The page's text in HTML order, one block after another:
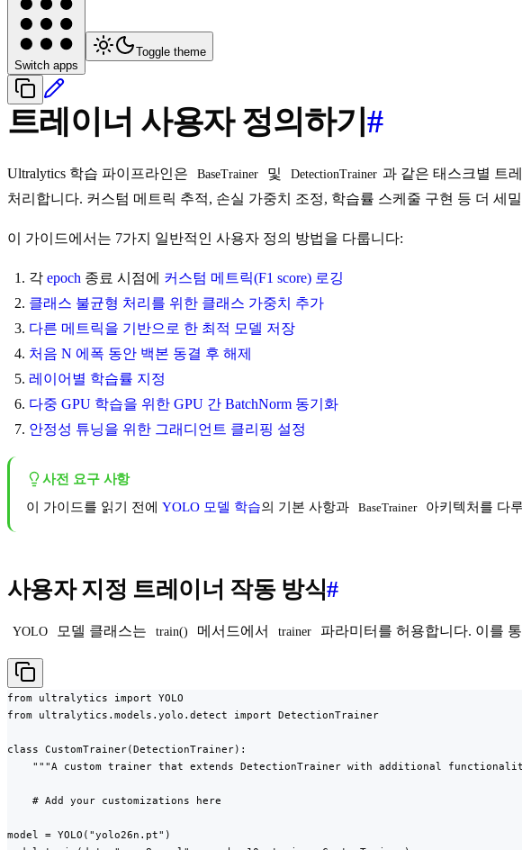
Switch apps
Toggle theme
트레이너 사용자 정의하기 #
Ultralytics 학습 파이프라인은 BaseTrainer 및 DetectionTrainer 과 같은 태스크별 트
처리합니다. 커스텀 메트릭 추적, 손실 가중치 조정, 학습률 스케줄 구현 등 더
이 가이드에서는 7가지 일반적인 사용자 정의 방법을 다룹니다:
각 epoch 종료 시점에 커스텀 메트릭(F1 score) 로깅
클래스 불균형 처리를 위한 클래스 가중치 추가
다른 메트릭을 기반으로 한 최적 모델 저장
처음 N 에폭 동안 백본 동결 후 해제
레이어별 학습률 지정
다중 GPU 학습을 위한 GPU 간 BatchNorm 동기화
안정성 튜닝을 위한 그래디언트 클리핑 설정
사전 요구 사항
이 가이드를 읽기 전에 YOLO 모델 학습의 기본 사항과 BaseTrainer 아키텍처를 다
사용자 지정 트레이너 작동 방식#
YOLO 모델 클래스는 train() 메서드에서 trainer 파라미터를 허용합니다. 이를
from ultralytics import YOLO
from ultralytics.models.yolo.detect import DetectionTrainer
class CustomTrainer(DetectionTrainer):
"""A custom trainer that extends DetectionTrainer with additional
    # Add your customizations here
model = YOLO("yolo26n.pt")